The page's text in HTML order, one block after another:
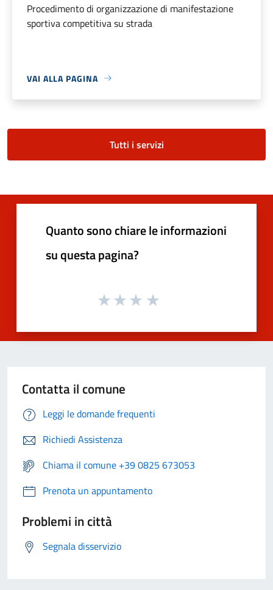
Procedimento di organizzazione di manifestazione
sportiva competitiva su strada
VAI ALLA PAGINA
Tutti i servizi
Quanto sono chiare le informazioni
su questa pagina?
Contatta il comune
Leggi le domande frequenti
Richiedi Assistenza
Chiama il comune +39 0825 673053
Prenota un appuntamento
Problemi in città
Segnala disservizio